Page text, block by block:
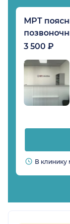
МРТ
3 500 ₽
В клинику